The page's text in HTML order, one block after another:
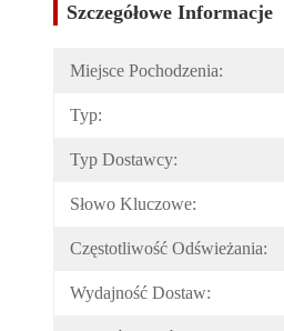
Szczegółowe Informacje
Miejsce Pochodzenia:
Typ:
Typ Dostawcy:
Słowo Kluczowe:
Częstotliwość Odświeżania:
Wydajność Dostaw: